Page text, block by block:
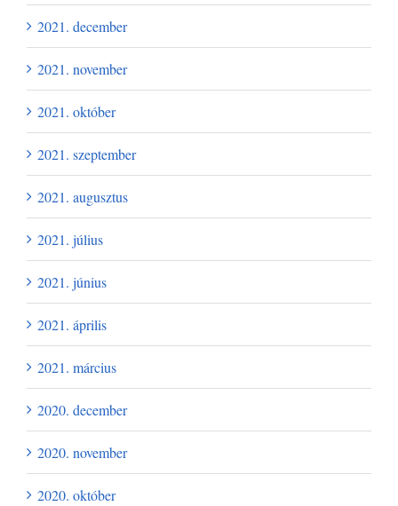
2021. december
2021. november
2021. október
2021. szeptember
2021. augusztus
2021. július
2021. június
2021. április
2021. március
2020. december
2020. november
2020. október